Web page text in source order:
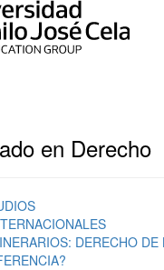
en Derecho
DERECHO